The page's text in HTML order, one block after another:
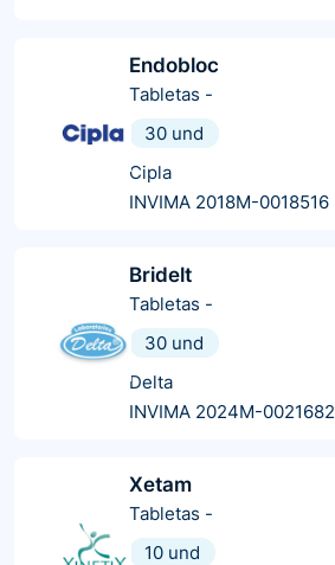
Endobloc
Tabletas -
30 und
Cipla
INVIMA 2018M-0018516
Bridelt
Tabletas -
30 und
Delta
INVIMA 2024M-0021682
Xetam
Tabletas -
10 und